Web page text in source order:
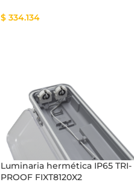
$ 334.134
Luminaria hermética IP65 TRI-
PROOF FIXT8120X2